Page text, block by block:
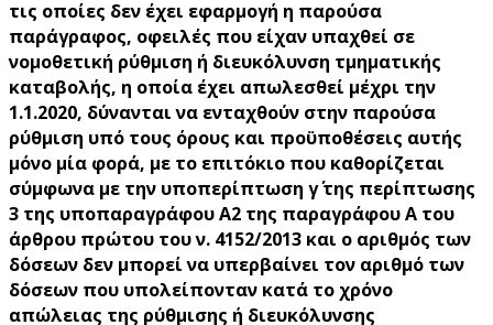
τις οποίες δεν έχει εφαρμογή η παρούσα
παράγραφος, οφειλές που είχαν υπαχθεί σε
νομοθετική ρύθμιση ή διευκόλυνση τμηματικής
καταβολής, η οποία έχει απωλεσθεί μέχρι την
1.1.2020, δύνανται να ενταχθούν στην παρούσα
ρύθμιση υπό τους όρους και προϋποθέσεις αυτής
μόνο μία φορά, με το επιτόκιο που καθορίζεται
σύμφωνα με την υποπερίπτωση γ΄ της περίπτωσης
3 της υποπαραγράφου Α2 της παραγράφου Α του
άρθρου πρώτου του ν. 4152/2013 και ο αριθμός των
δόσεων δεν μπορεί να υπερβαίνει τον αριθμό των
δόσεων που υπολείπονταν κατά το χρόνο
απώλειας της ρύθμισης ή διευκόλυνσης